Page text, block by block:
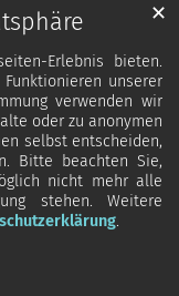
Erlebnis bieten.
unserer
verwenden wir
oder zu anonymen
selbst entscheiden,
Bitte beachten Sie,
nicht mehr alle
stehen. Weitere
.
✕